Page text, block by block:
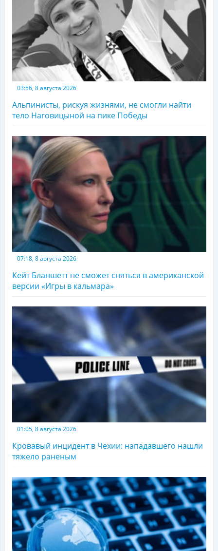
03:56, 8 августа 2026
Альпинисты, рискуя жизнями, не смогли найти
тело Наговицыной на пике Победы
07:18, 8 августа 2026
Кейт Бланшетт не сможет сняться в американской
версии «Игры в кальмара»
01:05, 8 августа 2026
Кровавый инцидент в Чехии: нападавшего нашли
тяжело раненым